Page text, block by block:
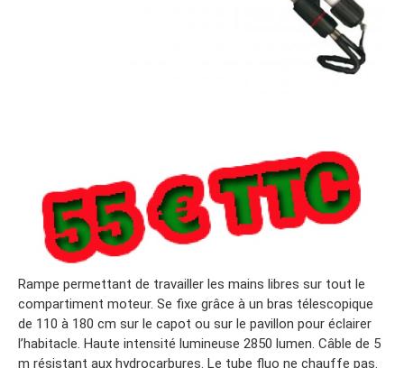
Rampe permettant de travailler les mains libres sur tout le
compartiment moteur. Se fixe grâce à un bras télescopique
de 110 à 180 cm sur le capot ou sur le pavillon pour éclairer
l’habitacle. Haute intensité lumineuse 2850 lumen. Câble de 5
m résistant aux hydrocarbures. Le tube fluo ne chauffe pas.